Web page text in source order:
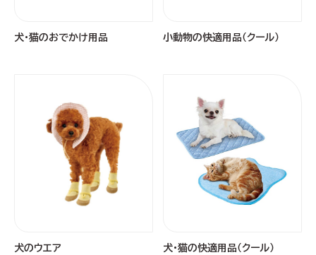
犬・猫のおでかけ用品 小動物の快適用品（クール）
犬のウエア 犬・猫の快適用品（クール）